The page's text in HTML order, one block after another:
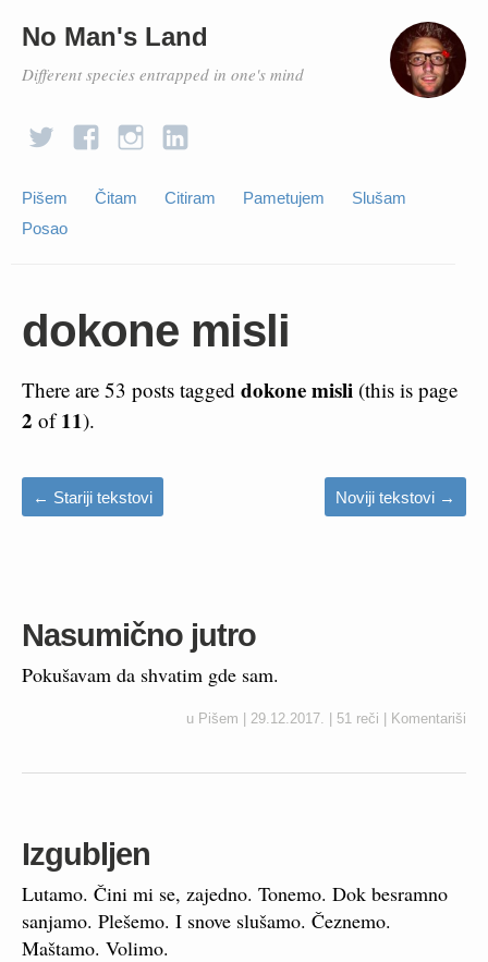
No Man's Land
Different species entrapped in one's mind
Pišem Čitam Citiram Pametujem
Slušam
Posao
dokone misli
There are 53 posts tagged dokone misli (this is page
2 of11).
← Stariji tekstovi Noviji tekstovi →
Nasumično jutro
Pokušavam da shvatim gde sam.
u Pišem 29.12.2017. 51 reči Komentariši
Izgubljen
Lutamo. Čini mi se, zajedno. Tonemo. Dok besramno
sanjamo. Plešemo. I snove slušamo. Čeznemo.
Maštamo. Volimo.